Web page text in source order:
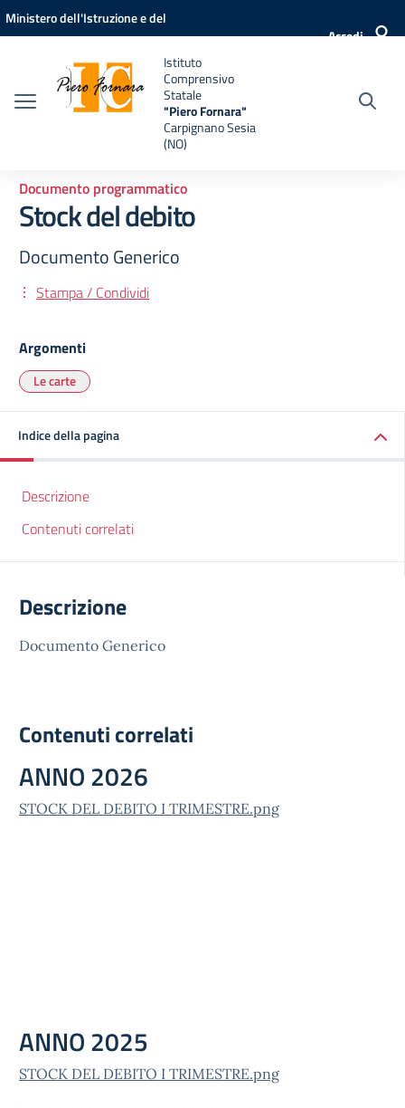
Vai ai contenuti
Vai al menu di navigazione
Vai al footer
Ministero dell'Istruzione e del
Accedi
Istituto
Comprensivo
Statale
"Piero Fornara"
Carpignano Sesia
(NO)
Documento programmatico
Stock del debito
Documento Generico
Stampa / Condividi
Argomenti
Le carte
Indice della pagina
Descrizione
Contenuti correlati
Descrizione
Documento Generico
Contenuti correlati
ANNO 2026
STOCK DEL DEBITO I TRIMESTRE.png
ANNO 2025
STOCK DEL DEBITO I TRIMESTRE.png